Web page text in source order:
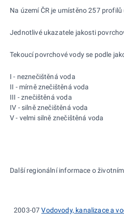
Na území ČR je umístěno 257
Jednotlivé ukazatele jakosti
Tekoucí povrchové vody se podle
I - neznečištěná voda
II - mírně znečištěná voda
III - znečištěná voda
IV - silně znečištěná voda
V - velmi silně znečištěná voda
Další regionální informace o
2003-07Vodovody, kanalizace a